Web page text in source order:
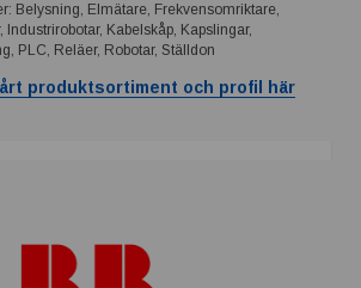
Belysning, Elmätare, Frekvensomriktare,
Industrirobotar, Kabelskåp, Kapslingar,
PLC, Reläer, Robotar, Ställdon
produktsortiment och profil här